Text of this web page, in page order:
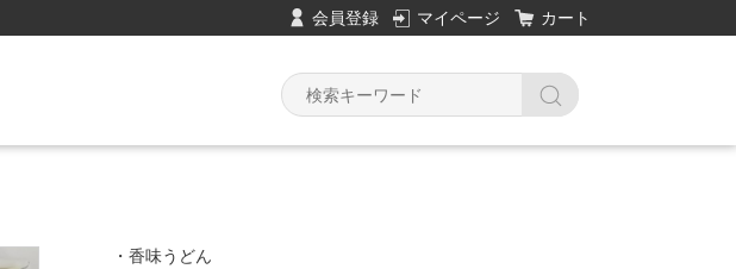
会員登録 マイページ カート
・香味うどん